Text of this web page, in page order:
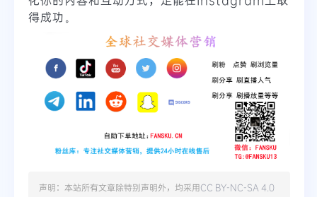
得成功。
声明：本站所有文章除特别声明外，均采用CC BY-NC-SA 4.0